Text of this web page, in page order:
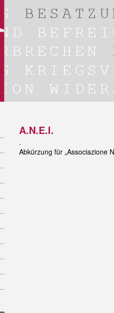
A.N.E.I.
.
Abkürzung für „Associazione